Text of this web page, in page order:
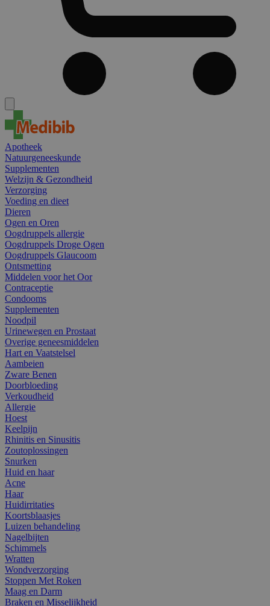
Apotheek
Natuurgeneeskunde
Supplementen
Welzijn & Gezondheid
Verzorging
Voeding en dieet
Dieren
Ogen en Oren
Oogdruppels allergie
Oogdruppels Droge Ogen
Oogdruppels Glaucoom
Ontsmetting
Middelen voor het Oor
Contraceptie
Condooms
Supplementen
Noodpil
Urinewegen en Prostaat
Overige geneesmiddelen
Hart en Vaatstelsel
Aambeien
Zware Benen
Doorbloeding
Verkoudheid
Allergie
Hoest
Keelpijn
Rhinitis en Sinusitis
Zoutoplossingen
Snurken
Huid en haar
Acne
Haar
Huidirritaties
Koortsblaasjes
Luizen behandeling
Nagelbijten
Schimmels
Wratten
Wondverzorging
Stoppen Met Roken
Maag en Darm
Braken en Misselijkheid